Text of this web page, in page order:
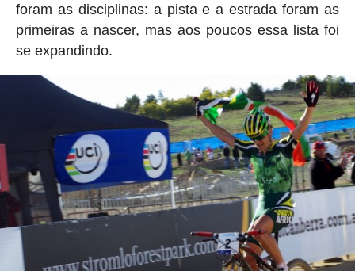
foram as disciplinas: a pista e a estrada foram as
primeiras a nascer, mas aos poucos essa lista foi
se expandindo.